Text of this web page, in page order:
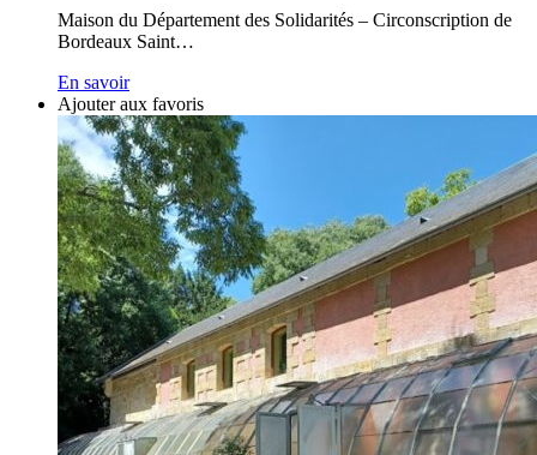
Maison du Département des Solidarités – Circonscription de
Bordeaux Saint…
En savoir
Ajouter aux favoris